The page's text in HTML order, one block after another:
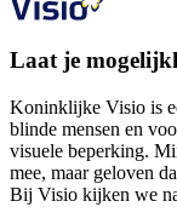
Laat je
Koninklijke Visio is
blinde mensen en
visuele beperking.
mee, maar geloven
Bij Visio kijken we